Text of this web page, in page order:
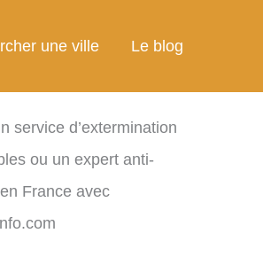
une ville Le blog
service d’extermination
ou un expert anti-
France avec